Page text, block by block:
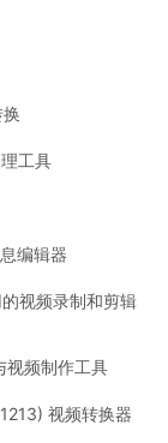
工具
编辑器
视频录制和剪辑
视频制作工具
视频转换器